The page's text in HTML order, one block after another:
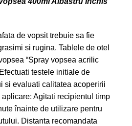
de vopsit trebuie sa fie
si rugina. Tablele de otel
“Spray vopsea acrilic
testele initiale de
si evaluati calitatea acoperirii
Agitati recipientul timp
înainte de utilizare pentru
Distanta recomandata